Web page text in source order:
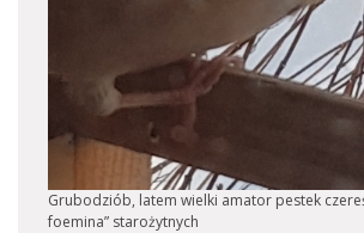
Grubodziób, latem wielki amator pestek
foemina” starożytnych